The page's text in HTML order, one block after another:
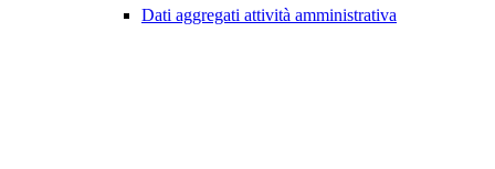
Dati aggregati attività amministrativa